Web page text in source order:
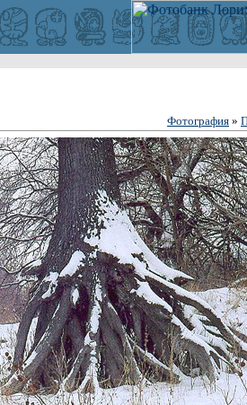
Фотография »